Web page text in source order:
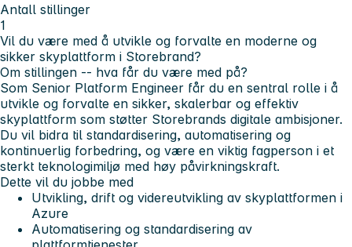
Antall stillinger
1
Vil du være med å utvikle og forvalte en moderne og
sikker skyplattform i Storebrand?
Om stillingen -- hva får du være med på?
Som Senior Platform Engineer får du en sentral rolle i å
utvikle og forvalte en sikker, skalerbar og effektiv
skyplattform som støtter Storebrands digitale ambisjoner.
Du vil bidra til standardisering, automatisering og
kontinuerlig forbedring, og være en viktig fagperson i et
sterkt teknologimiljø med høy påvirkningskraft.
Dette vil du jobbe med
Utvikling, drift og videreutvikling av skyplattformen i
Azure
Automatisering og standardisering av